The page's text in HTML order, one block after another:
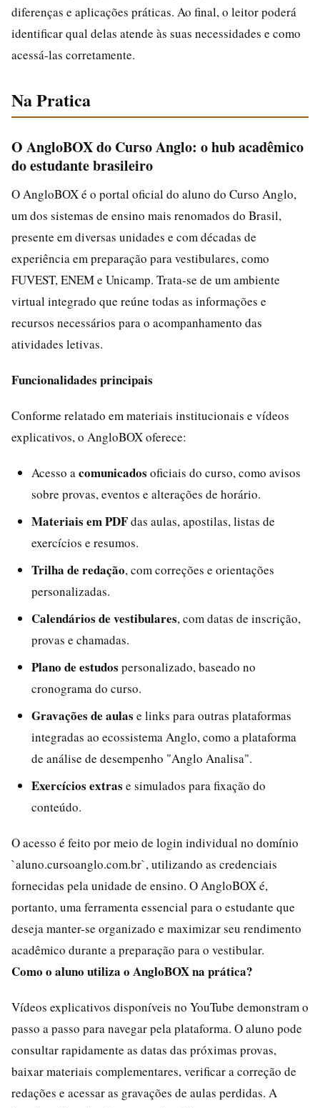
diferenças e aplicações práticas. Ao final, o leitor poderá
identificar qual delas atende às suas necessidades e como
acessá-las corretamente.
Na Pratica
O AngloBOX do Curso Anglo: o hub acadêmico
do estudante brasileiro
O AngloBOX é o portal oficial do aluno do Curso Anglo,
um dos sistemas de ensino mais renomados do Brasil,
presente em diversas unidades e com décadas de
experiência em preparação para vestibulares, como
FUVEST, ENEM e Unicamp. Trata-se de um ambiente
virtual integrado que reúne todas as informações e
recursos necessários para o acompanhamento das
atividades letivas.
Funcionalidades principais
Conforme relatado em materiais institucionais e vídeos
explicativos, o AngloBOX oferece:
Acesso a comunicados oficiais do curso, como avisos
sobre provas, eventos e alterações de horário.
Materiais em PDFdas aulas, apostilas, listas de
exercícios e resumos.
Trilha de redação, com correções e orientações
personalizadas.
Calendários de vestibulares, com datas de inscrição,
provas e chamadas.
Plano de estudos personalizado, baseado no
cronograma do curso.
Gravações de aulas e links para outras plataformas
integradas ao ecossistema Anglo, como a plataforma
de análise de desempenho "Anglo Analisa".
Exercícios extras e simulados para fixação do
conteúdo.
O acesso é feito por meio de login individual no domínio
`aluno.cursoanglo.com.br`, utilizando as credenciais
fornecidas pela unidade de ensino. O AngloBOX é,
portanto, uma ferramenta essencial para o estudante que
deseja manter-se organizado e maximizar seu rendimento
acadêmico durante a preparação para o vestibular.
Como o aluno utiliza o AngloBOX na prática?
Vídeos explicativos disponíveis no YouTube demonstram o
passo a passo para navegar pela plataforma. O aluno pode
consultar rapidamente as datas das próximas provas,
baixar materiais complementares, verificar a correção de
redações e acessar as gravações de aulas perdidas. A